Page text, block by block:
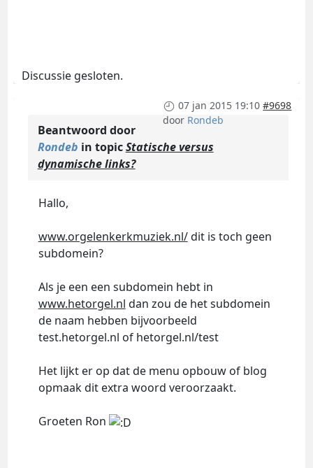
Discussie gesloten.
07 jan 2015 19:10 #9698
door Rondeb
Beantwoord door
Rondeb in topicStatische versus
dynamische links?
Hallo,
www.orgelenkerkmuziek.nl/dit is toch geen
subdomein?
Als je een een subdomein hebt in
www.hetorgel.nl dan zou de het subdomein
de naam hebben bijvoorbeeld
test.hetorgel.nl of hetorgel.nl/test
Het lijkt er op dat de menu opbouw of blog
opmaak dit extra woord veroorzaakt.
Groeten Ron